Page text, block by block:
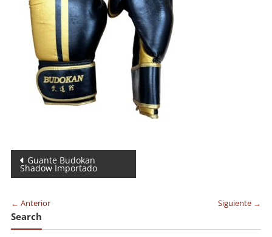
Navegación
de
entradas
Guante Budokan
Shadow Importado
← Anterior Siguiente →
Search